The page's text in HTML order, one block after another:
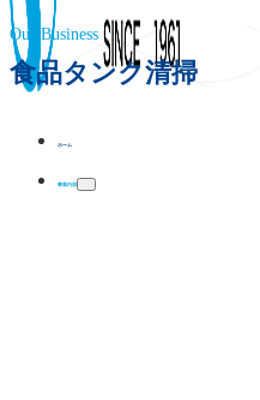
ホーム
事業内容
Our Business
食品タンク清掃